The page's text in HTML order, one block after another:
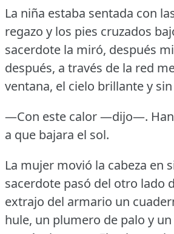
La niña estaba sentada con
regazo y los pies cruzados
sacerdote la miró, después
después, a través de la red
ventana, el cielo brillante y
—Con este calor —dijo—.
a que bajara el sol.
La mujer movió la cabeza en
sacerdote pasó del otro lado
extrajo del armario un
hule, un plumero de palo y